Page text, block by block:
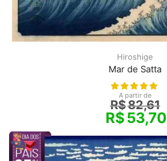
Hiroshige
Mar de Satta
A partir de
R$82,61
R$53,70